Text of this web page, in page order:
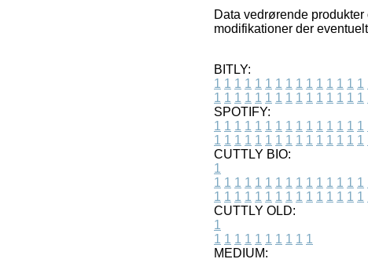
Data vedrørende
modifikationer der
BITLY:
1 1 1 1 1 1 1 1 1 1 1 1 1 1 1
1 1 1 1 1 1 1 1 1 1 1 1 1 1 1
SPOTIFY:
1 1 1 1 1 1 1 1 1 1 1 1 1 1 1
1 1 1 1 1 1 1 1 1 1 1 1 1 1 1
CUTTLY BIO:
1
1 1 1 1 1 1 1 1 1 1 1 1 1 1 1
1 1 1 1 1 1 1 1 1 1 1 1 1 1 1
CUTTLY OLD:
1
1 1 1 1 1 1 1 1 1 1
MEDIUM: